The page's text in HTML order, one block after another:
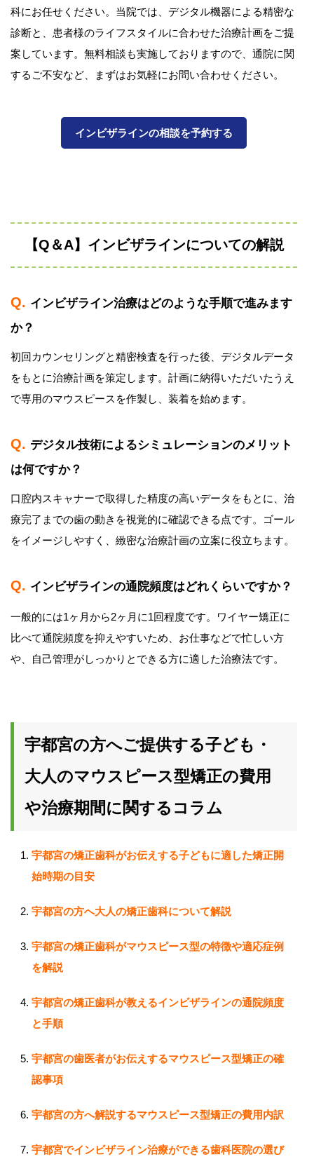
科にお任せください。当院では、デジタル機器による精密な
診断と、患者様のライフスタイルに合わせた治療計画をご提
案しています。無料相談も実施しておりますので、通院に関
するご不安など、まずはお気軽にお問い合わせください。
インビザラインの相談を予約する
【Q＆A】インビザラインについての解説
インビザライン治療はどのような手順で進みます
か？
初回カウンセリングと精密検査を行った後、デジタルデータ
をもとに治療計画を策定します。計画に納得いただいたうえ
で専用のマウスピースを作製し、装着を始めます。
デジタル技術によるシミュレーションのメリット
は何ですか？
口腔内スキャナーで取得した精度の高いデータをもとに、治
療完了までの歯の動きを視覚的に確認できる点です。ゴール
をイメージしやすく、緻密な治療計画の立案に役立ちます。
インビザラインの通院頻度はどれくらいですか？
一般的には1ヶ月から2ヶ月に1回程度です。ワイヤー矯正に
比べて通院頻度を抑えやすいため、お仕事などで忙しい方
や、自己管理がしっかりとできる方に適した治療法です。
宇都宮の方へご提供する子ども・
大人のマウスピース型矯正の費用
や治療期間に関するコラム
宇都宮の矯正歯科がお伝えする子どもに適した矯正開
始時期の目安
宇都宮の方へ大人の矯正歯科について解説
宇都宮の矯正歯科がマウスピース型の特徴や適応症例
を解説
宇都宮の矯正歯科が教えるインビザラインの通院頻度
と手順
宇都宮の歯医者がお伝えするマウスピース型矯正の確
認事項
宇都宮の方へ解説するマウスピース型矯正の費用内訳
宇都宮でインビザライン治療ができる歯科医院の選び